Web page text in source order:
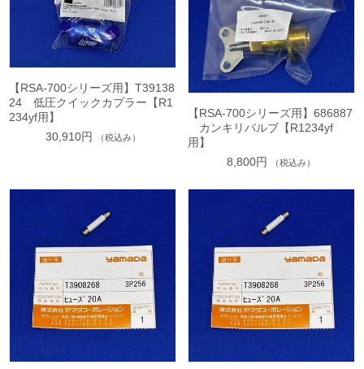
【RSA-700シリーズ用】T39138
24 低圧クイックカプラー【R1
234yf用】
30,910円
（税込み）
【RSA-700シリーズ用】686887
カンキリバルブ【R1234yf
用】
8,800円
（税込み）